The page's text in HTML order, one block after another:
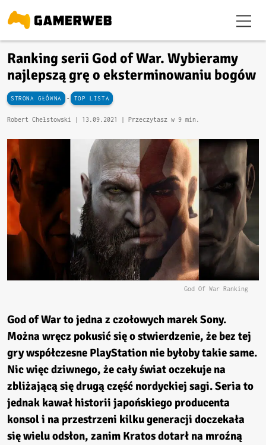
Ranking serii God of War. Wybieramy
najlepszą grę o eksterminowaniu bogów
STRONA GŁÓWNA - TOP LISTA
Robert Chełstowski | 13.09.2021 | Przeczytasz w 9 min.
God Of War Ranking
God of War to jedna z czołowych marek Sony.
Można wręcz pokusić się o stwierdzenie, że bez tej
gry współczesne PlayStation nie byłoby takie same.
Nic więc dziwnego, że cały świat oczekuje na
zbliżającą się drugą część nordyckiej sagi. Seria to
jednak kawał historii japońskiego producenta
konsol i na przestrzeni kilku generacji doczekała
się wielu odsłon, zanim Kratos dotarł na mroźną